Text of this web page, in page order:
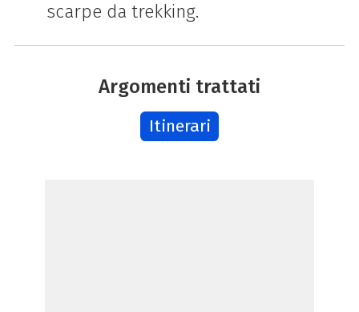
scarpe da trekking.
Argomenti trattati
Itinerari